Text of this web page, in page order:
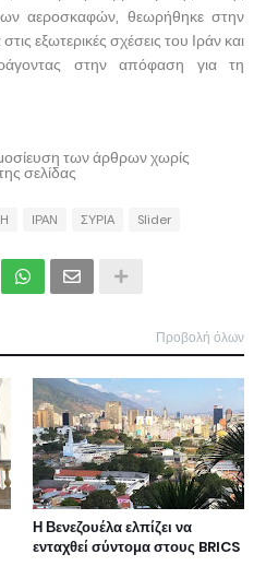
αεροσκαφών, θεωρήθηκε στην
εξωτερικές σχέσεις του Ιράν και
στην απόφαση για τη
των άρθρων χωρίς
σελίδας
ΙΡΑΝ ΣΥΡΙΑ Slider
Προβολή όλων
Η Βενεζουέλα ελπίζει να
ενταχθεί σύντομα στους BRICS